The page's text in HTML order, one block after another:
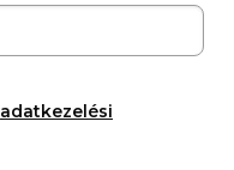
adatkezelési